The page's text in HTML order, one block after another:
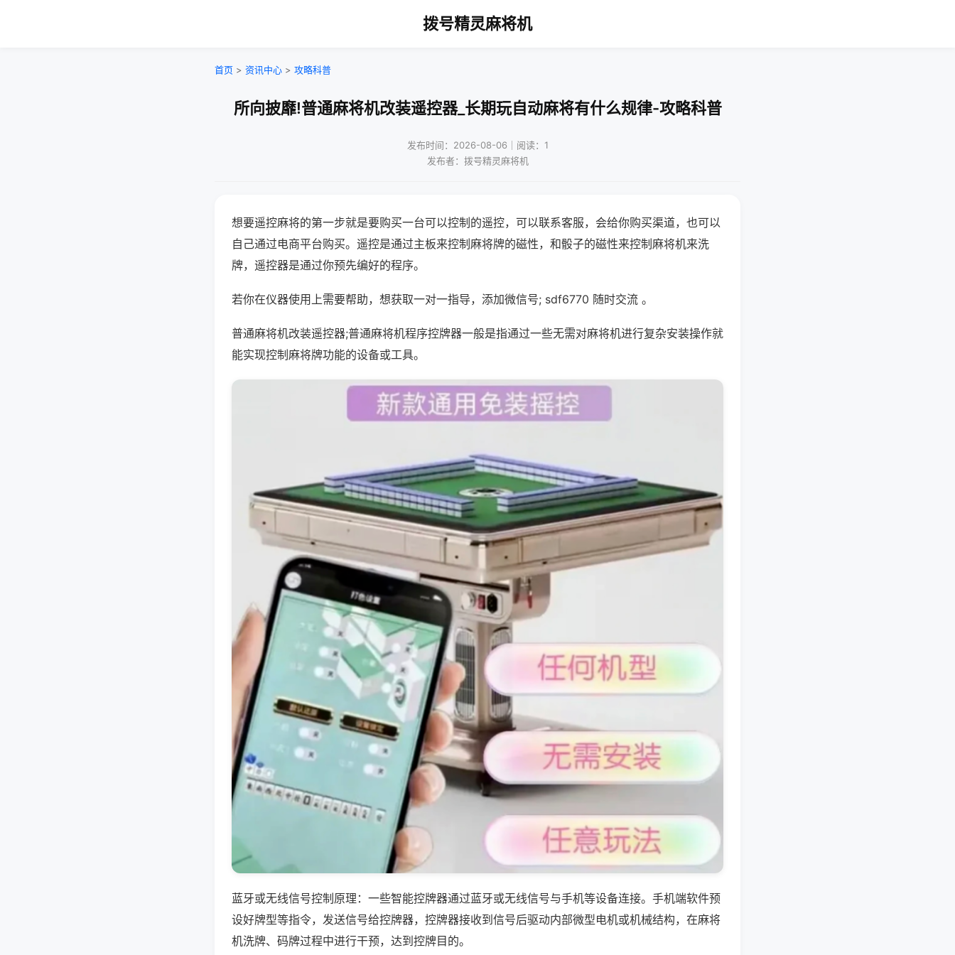
拨号精灵麻将机
首页 > 资讯中心 > 攻略科普
所向披靡!普通麻将机改装遥控器_长期玩自动麻将有什么规律-攻略科普
发布时间：2026-08-06｜阅读：1
发布者：拨号精灵麻将机
想要遥控麻将的第一步就是要购买一台可以控制的遥控，可以联系客服，会给你购买渠道，也可以
自己通过电商平台购买。遥控是通过主板来控制麻将牌的磁性，和骰子的磁性来控制麻将机来洗
牌，遥控器是通过你预先编好的程序。
若你在仪器使用上需要帮助，想获取一对一指导，添加微信号; sdf6770 随时交流 。
普通麻将机改装遥控器;普通麻将机程序控牌器一般是指通过一些无需对麻将机进行复杂安装操作就
能实现控制麻将牌功能的设备或工具。
蓝牙或无线信号控制原理：一些智能控牌器通过蓝牙或无线信号与手机等设备连接。手机端软件预
设好牌型等指令，发送信号给控牌器，控牌器接收到信号后驱动内部微型电机或机械结构，在麻将
机洗牌、码牌过程中进行干预，达到控牌目的。